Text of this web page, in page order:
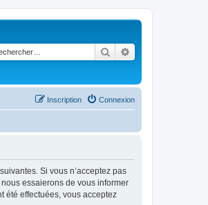
Rechercher
Connexion
Inscription
Si vous n’acceptez pas
essaierons de vous informer
été effectuées, vous acceptez